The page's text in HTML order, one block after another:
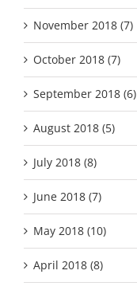
November 2018 (7)
October 2018 (7)
September 2018 (6)
August 2018 (5)
July 2018 (8)
June 2018 (7)
May 2018 (10)
April 2018 (8)